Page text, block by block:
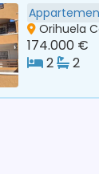
Orihuela
174.000 €
2
2